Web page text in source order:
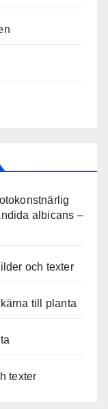
albicans –
och texter
till planta
texter